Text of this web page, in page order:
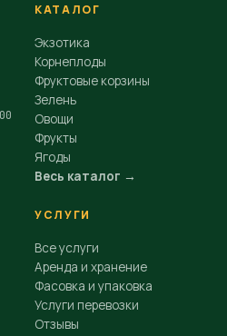
КАТАЛОГ
Экзотика
Корнеплоды
Фруктовые корзины
Зелень
Овощи
Фрукты
Ягоды
Весь каталог →
УСЛУГИ
Все услуги
Аренда и хранение
Фасовка и упаковка
Услуги перевозки
Отзывы